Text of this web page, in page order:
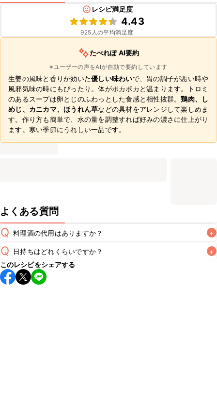
レシピ満足度
4.43
925 人の平均満足度
たべれぽ AI要約
※ユーザーの声をAIが自動で要約しています
生姜の風味と香りが効いた優しい味わいで、胃の調子が悪い時や
風邪気味の時にもぴったり。体がポカポカと温まります。トロミ
のあるスープは卵とじのふわっとした食感と相性抜群。鶏肉、し
めじ、カニカマ、ほうれん草などの具材をアレンジして楽しめま
す。作り方も簡単で、水の量を調整すれば好みの濃さに仕上がり
ます。寒い季節にうれしい一品です。
よくある質問
Q 料理酒の代用はありますか？ +
A
Q 日持ちはどれくらいですか？ +
こちらのレシピは出来たてをお召し上がりいただくことをお
すすめします。
このレシピをシェアする